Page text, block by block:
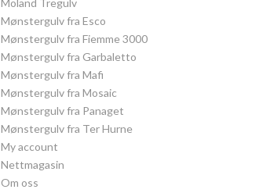
Moland Tregulv
Mønstergulv fra Esco
Mønstergulv fra Fiemme 3000
Mønstergulv fra Garbaletto
Mønstergulv fra Mafi
Mønstergulv fra Mosaic
Mønstergulv fra Panaget
Mønstergulv fra Ter Hurne
My account
Nettmagasin
Om oss